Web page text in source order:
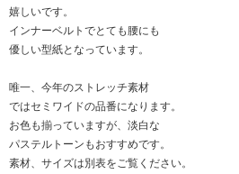
嬉しいです。
インナーベルトでとても腰にも
優しい型紙となっています。
唯一、今年のストレッチ素材
ではセミワイドの品番になります。
お色も揃っていますが、淡白な
パステルトーンもおすすめです。
素材、サイズは別表をご覧ください。